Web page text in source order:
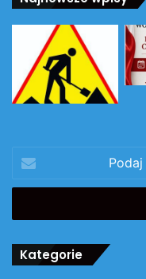
swój
adres
Kategorie